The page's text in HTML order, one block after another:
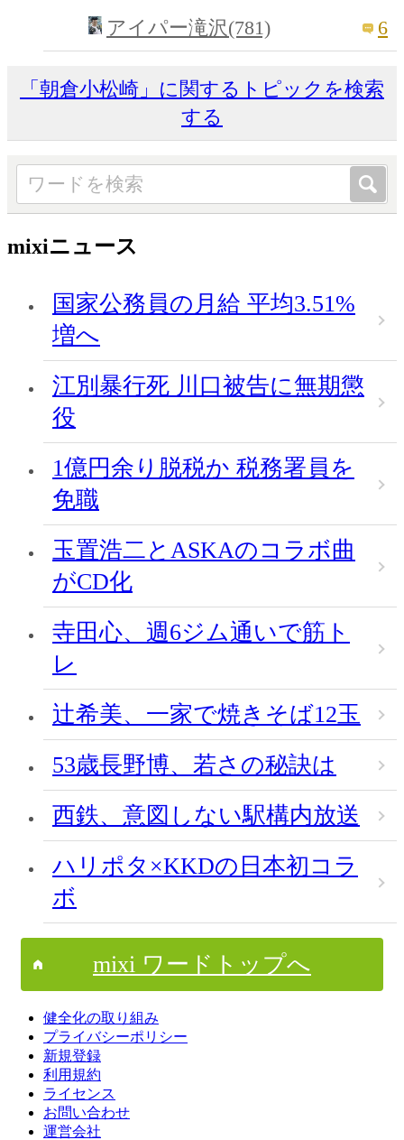
アイパー滝沢(781) 6
「朝倉小松崎」に関するトピックを検索
する
mixiニュース
国家公務員の月給 平均3.51%
増へ
江別暴行死 川口被告に無期懲
役
1億円余り脱税か 税務署員を
免職
玉置浩二とASKAのコラボ曲
がCD化
寺田心、週6ジム通いで筋ト
レ
辻希美、一家で焼きそば12玉
53歳長野博、若さの秘訣は
西鉄、意図しない駅構内放送
ハリポタ×KKDの日本初コラ
ボ
mixi ワードトップへ
健全化の取り組み
プライバシーポリシー
新規登録
利用規約
ライセンス
お問い合わせ
運営会社